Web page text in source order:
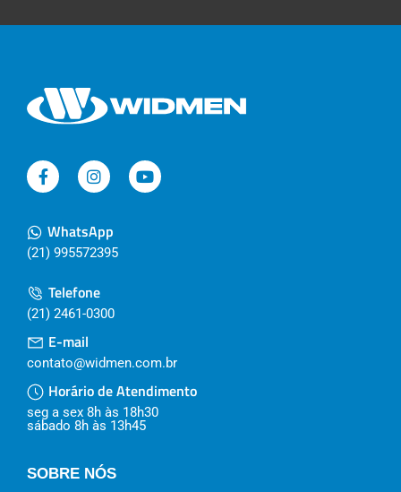
WhatsApp
(21) 995572395
Telefone
(21) 2461-0300
E-mail
contato@widmen.com.br
Horário de Atendimento
seg a sex 8h às 18h30
sábado 8h às 13h45
SOBRE NÓS